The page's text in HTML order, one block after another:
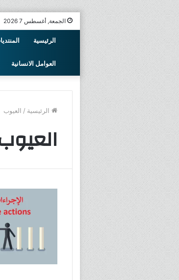
الجمعة, أغسطس 7 2026
الرئيسية
العوامل الانسانية
الرئيسية / العيوب